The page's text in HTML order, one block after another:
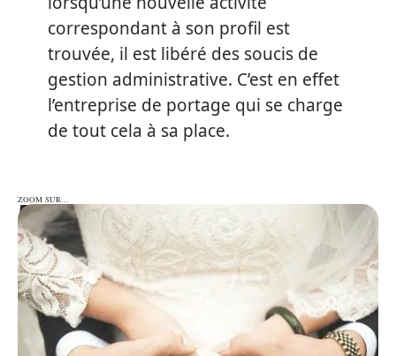
correspondant à son profil est
trouvée, il est libéré des soucis de
gestion administrative. C’est en effet
l’entreprise de portage qui se charge
de tout cela à sa place.
ZOOM SUR…
ZOOM SUR…